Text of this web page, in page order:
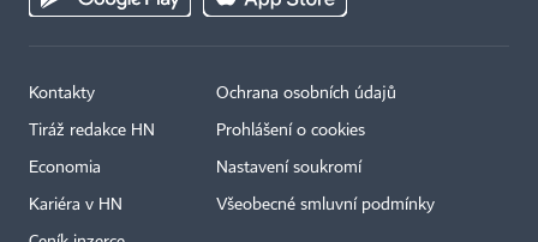
Kontakty
Tiráž redakce HN
Economia
Kariéra v HN
Ochrana osobních údajů
Prohlášení o cookies
Nastavení soukromí
Všeobecné smluvní podmínky